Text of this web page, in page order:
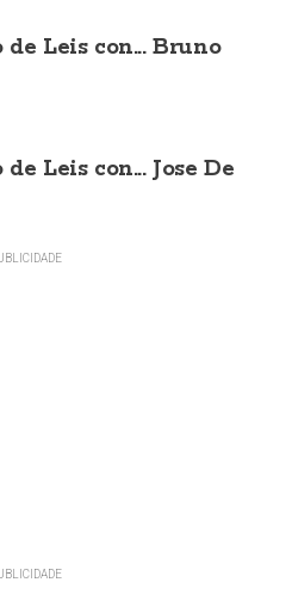
Leis con... Bruno
Leis con... Jose De